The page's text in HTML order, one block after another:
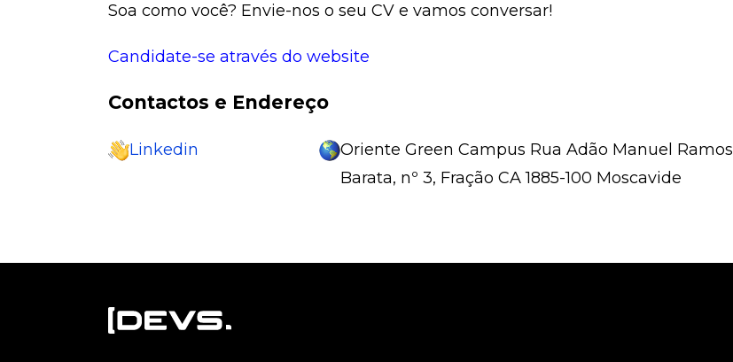
Soa como você? Envie-nos o seu CV e vamos conversar!
Candidate-se através do website
Contactos e Endereço
Linkedin
Oriente Green Campus Rua Adão Manuel Ramos
Barata, nº 3, Fração CA 1885-100 Moscavide